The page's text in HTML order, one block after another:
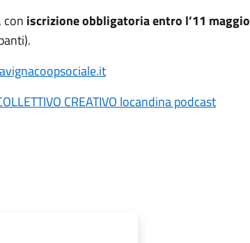
con iscrizione obbligatoria entro l’11 maggio
CREATIVO locandina podcast